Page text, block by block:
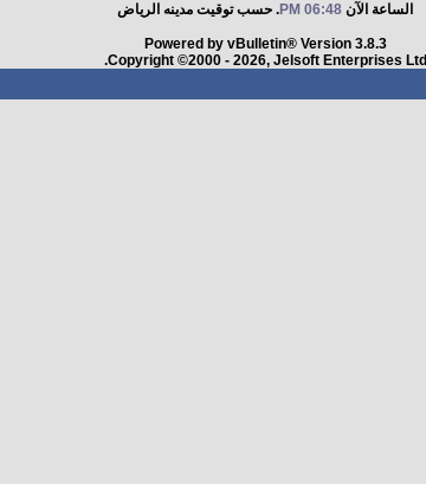
الساعة الآن 06:48 PM . حسب توقيت مدينه الرياض
Powered by vBulletin® Version 3.8.3
Copyright ©2000 - 2026, Jelsoft Enterprises Ltd.